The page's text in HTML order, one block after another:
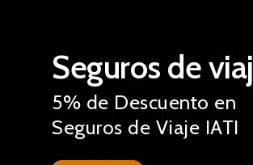
Seguros de
5% de Descuento en
Seguros de Viaje IATI